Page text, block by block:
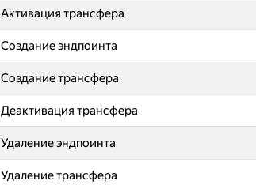
Активация трансфера
Создание эндпоинта
Создание трансфера
Деактивация трансфера
Удаление эндпоинта
Удаление трансфера